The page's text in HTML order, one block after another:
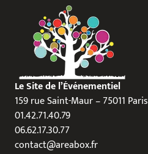
Le Site de l’Événementiel
159 rue Saint-Maur – 75011 Paris
01.42.71.40.79
06.62.17.30.77
contact@areabox.fr